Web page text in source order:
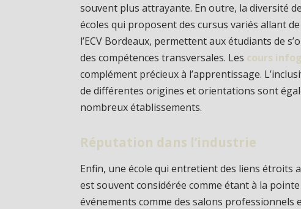
souvent plus attrayante. En outre, la diversité
écoles qui proposent des cursus variés allant
l’ECV Bordeaux, permettent aux étudiants de
des compétences transversales. Les cours
complément précieux à l’apprentissage.
de différentes origines et orientations sont
nombreux établissements.
Réputation dans l’industrie
Enfin, une école qui entretient des liens étroits
est souvent considérée comme étant à la
événements comme des salons